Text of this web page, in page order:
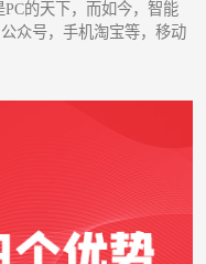
的天下，而如今，智能
众号，手机淘宝等，移动